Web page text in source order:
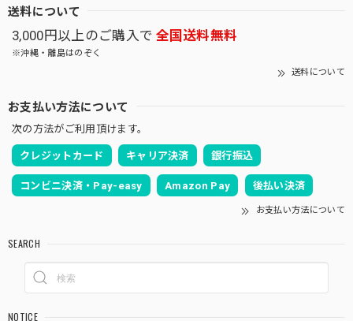
送料について
3,000円以上のご購入で 全国送料無料
※沖縄・離島はのぞく
送料について
お支払い方法について
次の方法がご利用頂けます。
クレジットカード キャリア決済 銀行振込
コンビニ決済・Pay-easy Amazon Pay 後払い決済
お支払い方法について
SEARCH
NOTICE